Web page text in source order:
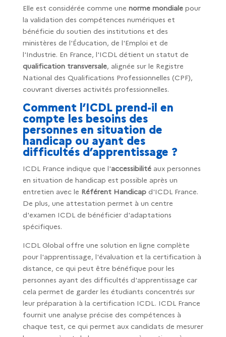
Elle est considérée comme une norme mondialepour
la validation des compétences numériques et
bénéficie du soutien des institutions et des
ministères de l'Éducation, de l'Emploi et de
l'Industrie. En France, l'ICDL détient un statut de
qualification transversale, alignée sur le Registre
National des Qualifications Professionnelles (CPF),
couvrant diverses activités professionnelles.
Comment l’ICDL prend-il en
compte les besoins des
personnes en situation de
handicap ou ayant des
difficultés d’apprentissage ?
ICDL France indique que l'accessibilitéaux personnes
en situation de handicap est possible après un
entretien avec le Référent Handicapd'ICDL France.
De plus, une attestation permet à un centre
d'examen ICDL de bénéficier d'adaptations
spécifiques.
ICDL Global offre une solution en ligne complète
pour l'apprentissage, l'évaluation et la certification à
distance, ce qui peut être bénéfique pour les
personnes ayant des difficultés d'apprentissage car
cela permet de garder les étudiants concentrés sur
leur préparation à la certification ICDL. ICDL France
fournit une analyse précise des compétences à
chaque test, ce qui permet aux candidats de mesurer